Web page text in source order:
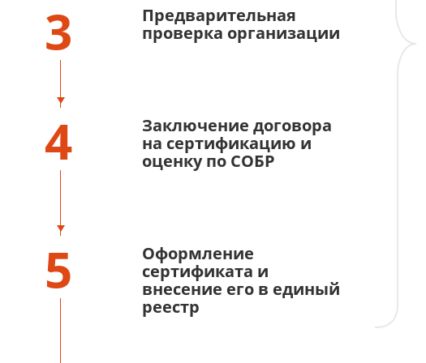
3
Предварительная
проверка организации
4
Заключение договора
на сертификацию и
оценку по СОБР
5
Оформление
сертификата и
внесение его в единый
реестр